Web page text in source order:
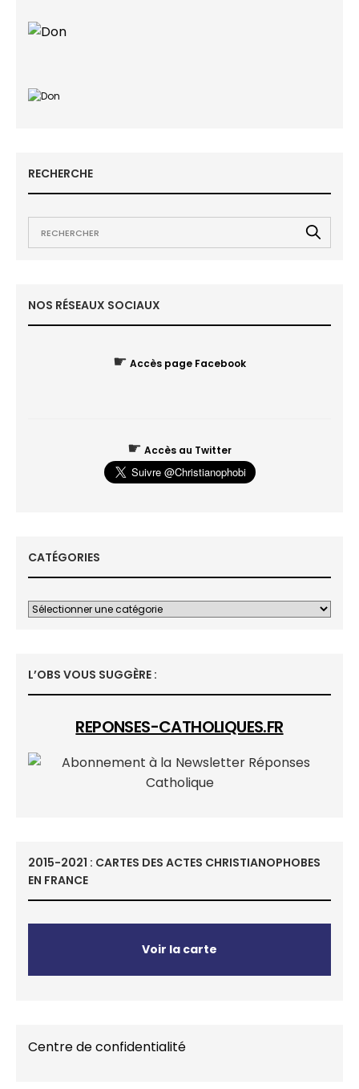
RECHERCHE
NOS RÉSEAUX SOCIAUX
☛ Accès page Facebook
☛ Accès au Twitter
CATÉGORIES
L’OBS VOUS SUGGÈRE :
REPONSES-CATHOLIQUES.FR
2015-2021 : CARTES DES ACTES CHRISTIANOPHOBES
EN FRANCE
Voir la carte
Centre de confidentialité